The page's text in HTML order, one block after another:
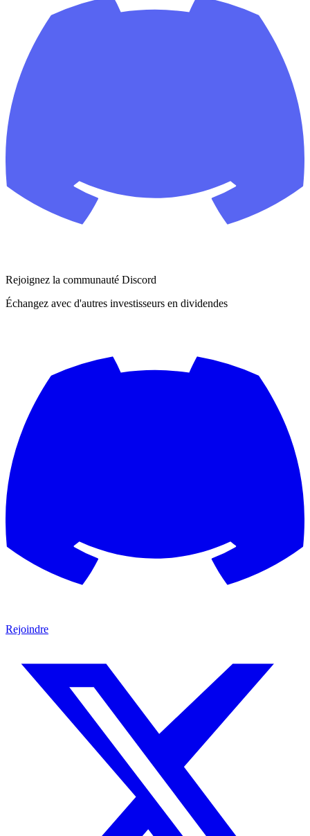
Rejoignez la communauté Discord
Échangez avec d'autres investisseurs en dividendes
Rejoindre